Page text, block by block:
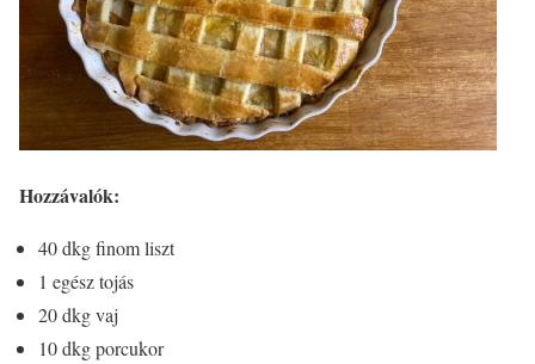
Hozzávalók:
40 dkg finom liszt
1 egész tojás
20 dkg vaj
10 dkg porcukor